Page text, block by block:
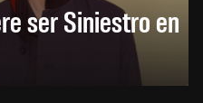
ser Siniestro en